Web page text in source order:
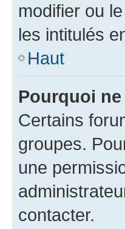
modifier ou
les intitulés
Haut
Pourquoi
Certains
groupes.
une
contacter.